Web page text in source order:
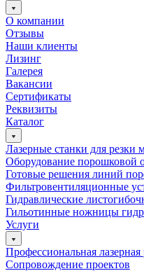
О компании
Отзывы
Наши клиенты
Лизинг
Галерея
Вакансии
Сертификаты
Реквизиты
Каталог
Лазерные станки для
Оборудование порошковой
Готовые решения линий
Фильтровентиляционные
Гидравлические
Гильотинные ножницы
Услуги
Профессиональная лазерная
Сопровождение проектов